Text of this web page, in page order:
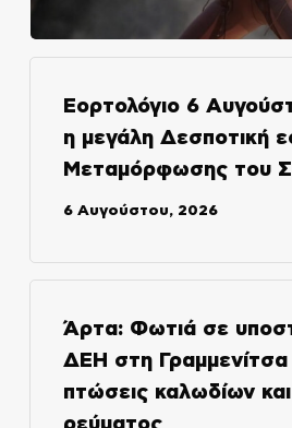
Εορτολόγιο 6
η μεγάλη Δεσποτική
Μεταμόρφωσης του
6 Αυγούστου, 2026
Άρτα: Φωτιά σε
ΔΕΗ στη Γραμμενίτσα
πτώσεις καλωδίων